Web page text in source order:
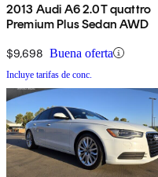
2013 Audi A6 2.0T quattro
Premium Plus Sedan AWD
$9,698 Buena oferta
Incluye tarifas de conc.